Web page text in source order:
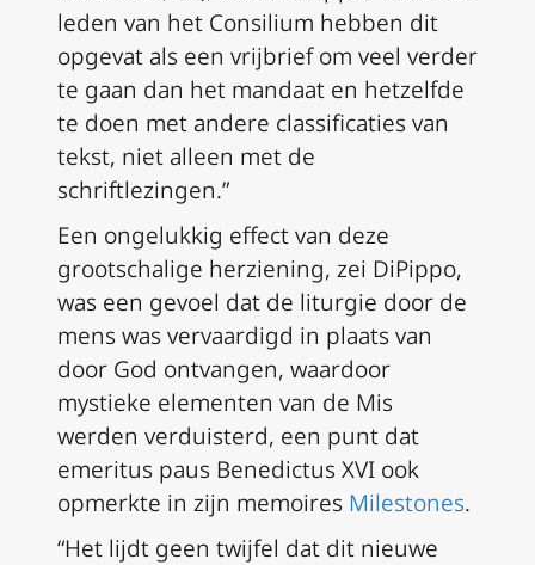
leden van het Consilium hebben dit
opgevat als een vrijbrief om veel verder
te gaan dan het mandaat en hetzelfde
te doen met andere classificaties van
tekst, niet alleen met de
schriftlezingen.”
Een ongelukkig effect van deze
grootschalige herziening, zei DiPippo,
was een gevoel dat de liturgie door de
mens was vervaardigd in plaats van
door God ontvangen, waardoor
mystieke elementen van de Mis
werden verduisterd, een punt dat
emeritus paus Benedictus XVI ook
opmerkte in zijn memoires Milestones.
“Het lijdt geen twijfel dat dit nieuwe